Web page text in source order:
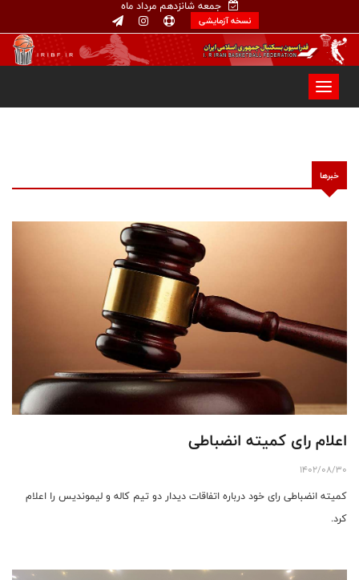
جمعه شانزدهم مرداد ماه
نسخه آزمایشی
خبرها
اعلام رای کمیته انضباطی
1402/08/30
کمیته انضباطی رای خود درباره اتفاقات ديدار دو تیم کاله و لیموندیس را اعلام
کرد.